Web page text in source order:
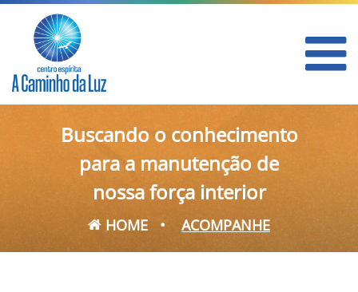
Buscando o conhecimento
para a manutenção de
nossa força interior
HOME • ACOMPANHE